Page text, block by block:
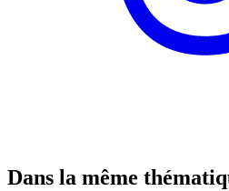
Dans la même